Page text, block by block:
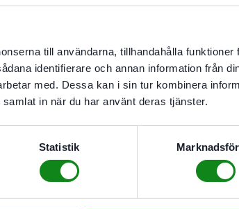
till användarna, tillhandahålla funktioner
identifierare och annan information från
med. Dessa kan i sin tur kombinera
in när du har använt deras tjänster.
Statistik
Skickas inom 5-8 vardagar.
För alla insatsboxar med 68 mm höjd
finns inga recensioner än.
först med att recensera ”Festool Märkning BS-BOX/
varainloggadför att skriva en recension.